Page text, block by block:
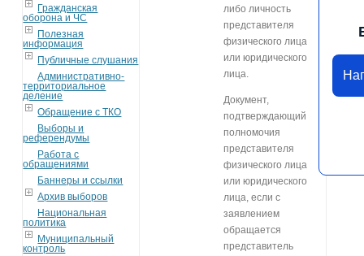
Гражданская
оборона и ЧС
Полезная
информация
Публичные слушания
Административно-
территориальное
деление
Обращение с ТКО
Выборы и
референдумы
Работа с
обращениями
Баннеры и ссылки
Архив выборов
Национальная
политика
Муниципальный
контроль
либо личность
представителя
физического лица
или юридического
лица.
Документ,
подтверждающий
полномочия
представителя
физического лица
или юридического
лица, если с
заявлением
обращается
представитель